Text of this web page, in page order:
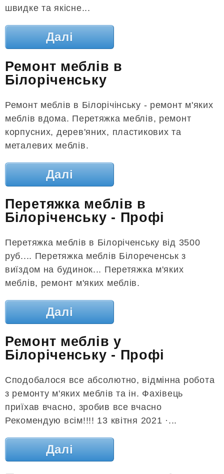
швидке та якісне...
Далі
Ремонт меблів в
Білоріченську
Ремонт меблів в Білорічінську - ремонт м'яких
меблів вдома. Перетяжка меблів, ремонт
корпусних, дерев'яних, пластикових та
металевих меблів.
Далі
Перетяжка меблів в
Білоріченську - Профі
Перетяжка меблів в Білоріченську від 3500
руб.... Перетяжка меблів Білореченськ з
виїздом на будинок... Перетяжка м'яких
меблів, ремонт м'яких меблів.
Далі
Ремонт меблів у
Білоріченську - Профі
Сподобалося все абсолютно, відмінна робота
з ремонту м'яких меблів та ін. Фахівець
приїхав вчасно, зробив все вчасно
Рекомендую всім!!!! 13 квітня 2021 ·...
Далі